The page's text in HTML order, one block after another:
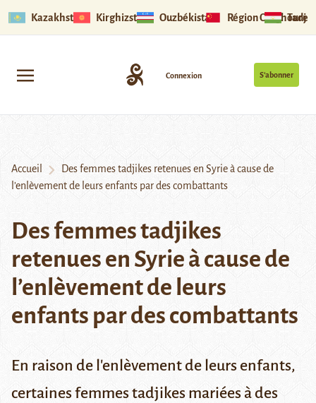
Kazakhstan Kirghizstan Ouzbékistan Région Ouïghoure
S’abonner
Connexion
Accueil
Des femmes tadjikes retenues en Syrie à cause de
l’enlèvement de leurs enfants par des combattants
Des femmes tadjikes
retenues en Syrie à cause de
l’enlèvement de leurs
enfants par des combattants
En raison de l'enlèvement de leurs enfants,
certaines femmes tadjikes mariées à des